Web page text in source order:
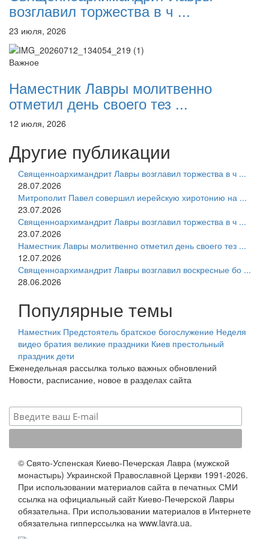
возглавил торжества в ч ...
23 июля, 2026
Важное
Наместник Лавры молитвенно
отметил день своего тез ...
12 июля, 2026
Другие публикации
Священноархимандрит Лавры возглавил торжества в ч ...
28.07.2026
Митрополит Павел совершил иерейскую хиротонию на ...
23.07.2026
Священноархимандрит Лавры возглавил торжества в ч ...
23.07.2026
Наместник Лавры молитвенно отметил день своего тез ...
12.07.2026
Священноархимандрит Лавры возглавил воскресные бо ...
28.06.2026
Популярные темы
Наместник Предстоятель братское богослужение Неделя
видео братия великие праздники Киев престольный
праздник дети
Еженедельная рассылка только важных обновлений
Новости, расписание, новое в разделах сайта
© Свято-Успенская Киево-Печерская Лавра (мужской
монастырь) Украинской Православной Церкви 1991-2026.
При использовании материалов сайта в печатных СМИ
ссылка на официальный сайт Киево-Печерской Лавры
обязательна. При использовании материалов в Интернете
обязательна гипперссылка на www.lavra.ua.